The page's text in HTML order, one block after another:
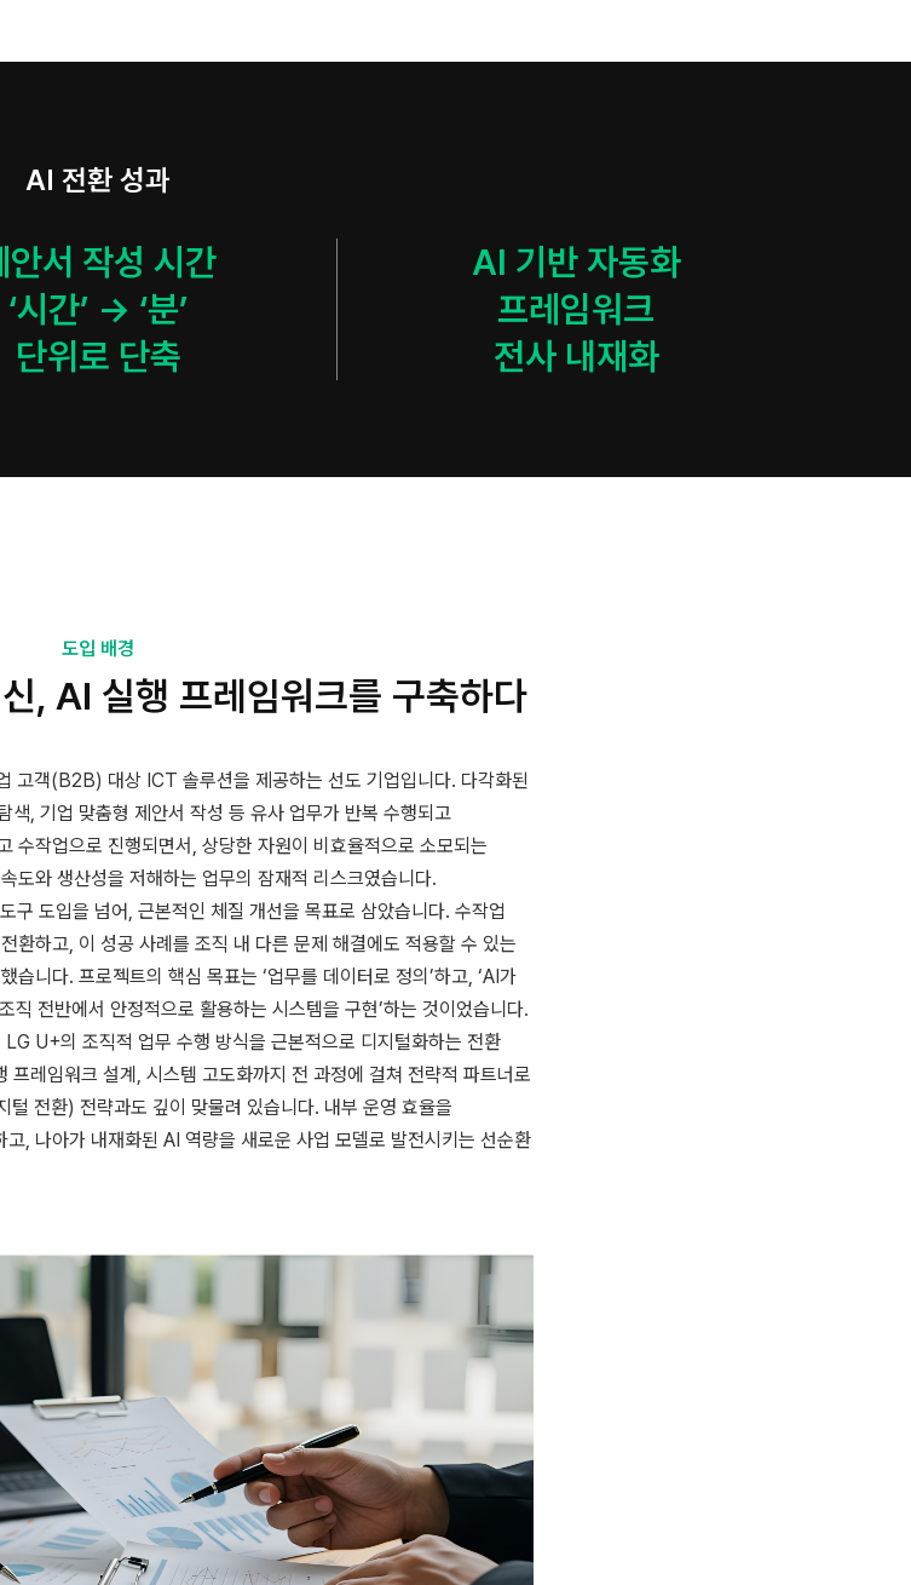
AI 전환 성과
안서 작성 시간
‘시간’ → ‘분’
단위로 단축
AI 기반 자동화
프레임워크
전사 내재화
도입 배경
, AI 실행 프레임워크를 구축하다
고객(B2B) 대상 ICT 솔루션을 제공하는 선도 기업입니다. 다각화된
색, 기업 맞춤형 제안서 작성 등 유사 업무가 반복 수행되고
수작업으로 진행되면서, 상당한 자원이 비효율적으로 소모되는
도와 생산성을 저해하는 업무의 잠재적 리스크였습니다.
구 도입을 넘어, 근본적인 체질 개선을 목표로 삼았습니다. 수작업
환하고, 이 성공 사례를 조직 내 다른 문제 해결에도 적용할 수 있는
습니다. 프로젝트의 핵심 목표는 ‘업무를 데이터로 정의’하고, ‘AI가
직 전반에서 안정적으로 활용하는 시스템을 구현’하는 것이었습니다.
U+의 조직적 업무 수행 방식을 근본적으로 디지털화하는 전환
프레임워크 설계, 시스템 고도화까지 전 과정에 걸쳐 전략적 파트너로
전환) 전략과도 깊이 맞물려 있습니다. 내부 운영 효율을
, 나아가 내재화된 AI 역량을 새로운 사업 모델로 발전시키는 선순환